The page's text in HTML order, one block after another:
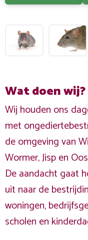
Wat doen wij?
Wij houden ons
met
de omgeving van
Wormer, Jisp en
De aandacht gaat
uit naar de
woningen,
scholen en